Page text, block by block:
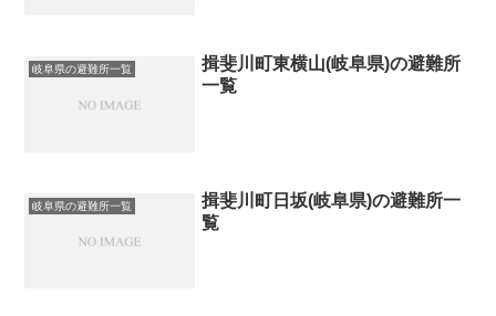
岐阜県の避難所一覧
揖斐川町東横山(岐阜県)の避難所
一覧
岐阜県の避難所一覧
揖斐川町日坂(岐阜県)の避難所一
覧